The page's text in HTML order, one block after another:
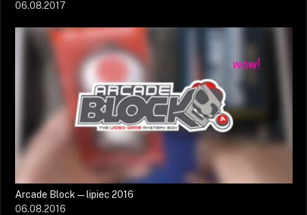
06.08.2017
Arcade Block — lipiec 2016
06.08.2016